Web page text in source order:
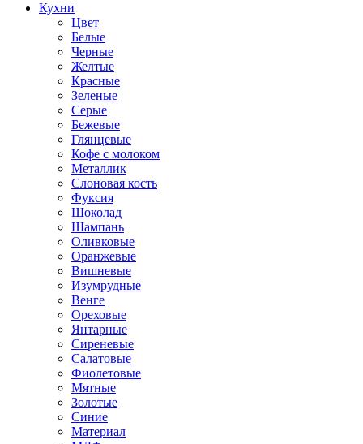
Кухни
Цвет
Белые
Черные
Желтые
Красные
Зеленые
Серые
Бежевые
Глянцевые
Кофе с молоком
Металлик
Слоновая кость
Фуксия
Шоколад
Шампань
Оливковые
Оранжевые
Вишневые
Изумрудные
Венге
Ореховые
Янтарные
Сиреневые
Салатовые
Фиолетовые
Мятные
Золотые
Синие
Материал